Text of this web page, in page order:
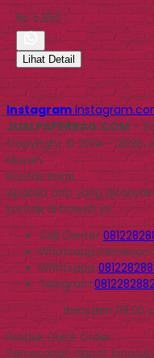
Rp 5.850
Lihat Detail
Instagram
JUALPAPERBAG.COM-
Copyright © 2014 - 2026
Murah
Kontak Kami
Apabila ada yang
kontak di bawah ini.
Call Center
Whatsapp
Whatsapp
Telegram
Buka jam 09.00
Produk Quick Order
Pemesanan dapat